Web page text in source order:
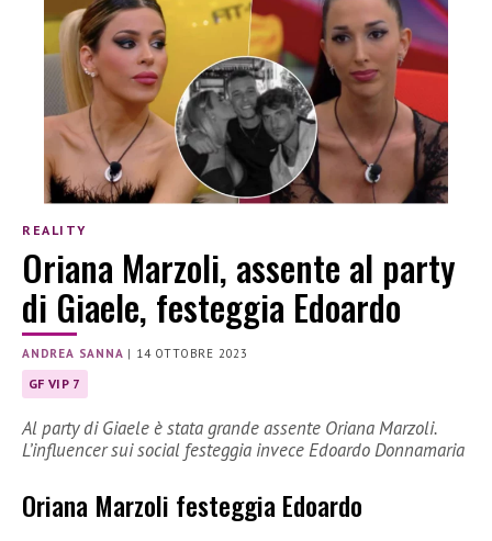
REALITY
Oriana Marzoli, assente al party
di Giaele, festeggia Edoardo
ANDREA SANNA | 14 OTTOBRE 2023
GF VIP 7
Al party di Giaele è stata grande assente Oriana Marzoli.
L’influencer sui social festeggia invece Edoardo Donnamaria
Oriana Marzoli festeggia Edoardo